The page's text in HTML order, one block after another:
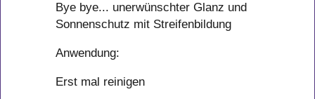
Bye bye... unerwünschter Glanz und
Sonnenschutz mit Streifenbildung
Anwendung:
Erst mal reinigen